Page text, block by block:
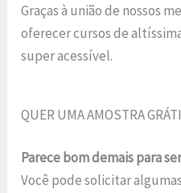
Graças à união de nossos
oferecer cursos de
super acessível.
QUER UMA AMOSTRA
Parece bom demais para
Você pode solicitar